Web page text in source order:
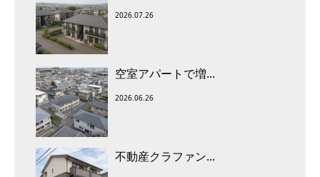
2026.07.26
空室アパートで増...
2026.06.26
不動産クラファン...